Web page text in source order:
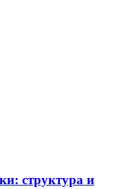
структура и